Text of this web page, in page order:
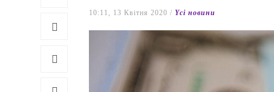
10:11, 13 Квітня 2020 /Yсі новини